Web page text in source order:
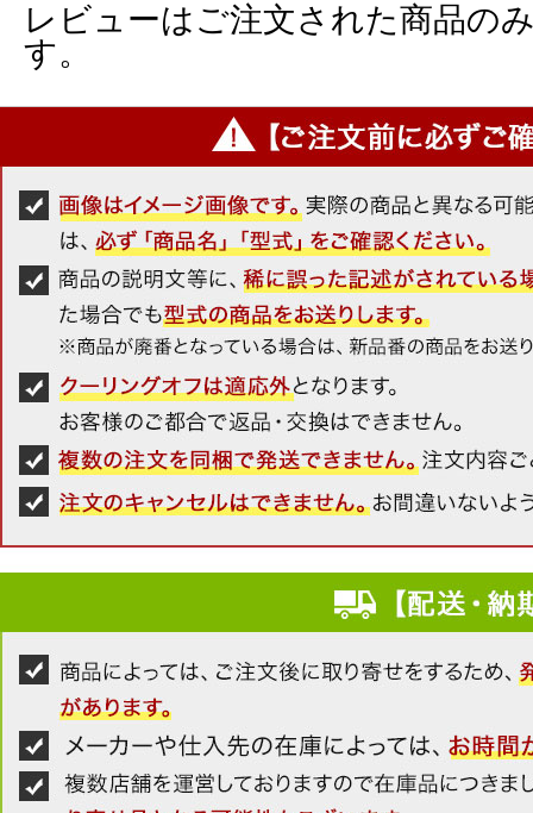
レビューはご注文された商品の
す。